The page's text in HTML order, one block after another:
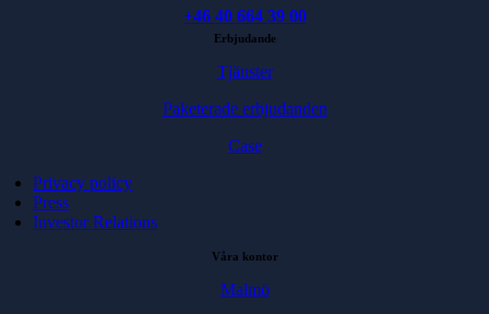
+46 40 664 39 00
Erbjudande
Tjänster
Paketerade erbjudanden
Case
Privacy policy
Press
Investor Relations
Våra kontor
Malmö